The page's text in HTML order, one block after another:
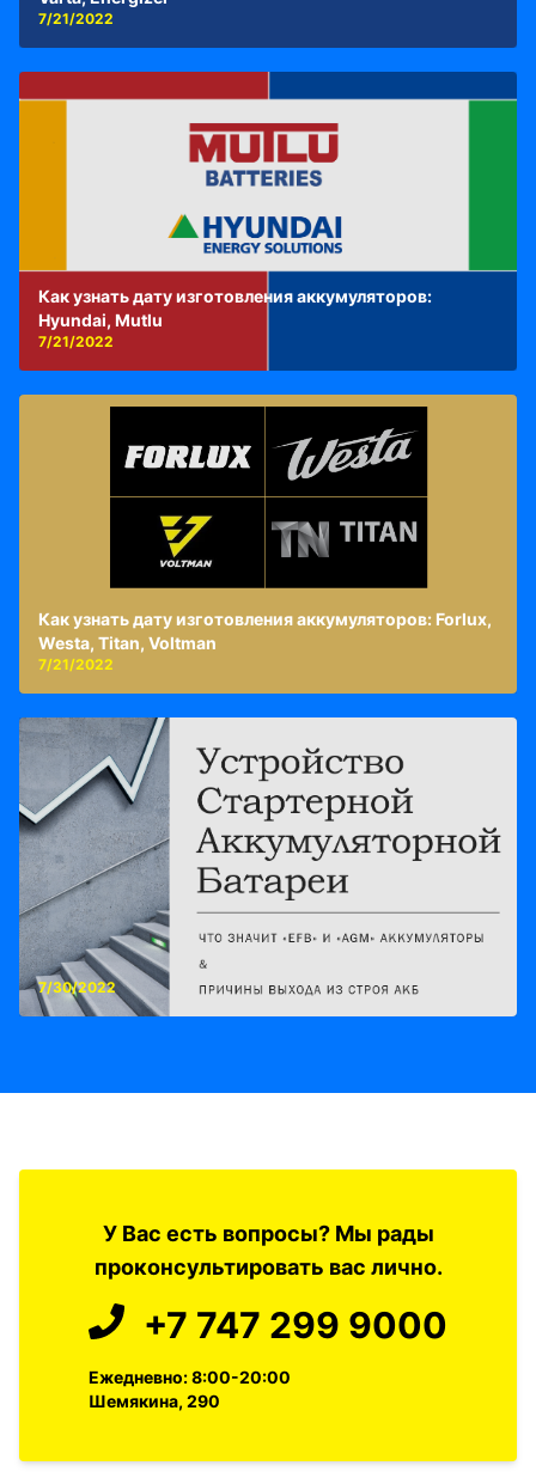
7/21/2022
Как узнать дату изготовления аккумуляторов:
Hyundai, Mutlu
7/21/2022
Как узнать дату изготовления аккумуляторов: Forlux,
Westa, Titan, Voltman
7/21/2022
7/30/2022
У Вас есть вопросы? Мы рады
проконсультировать вас лично.
+7 747 299 9000
Ежедневно: 8:00-20:00
Шемякина, 290